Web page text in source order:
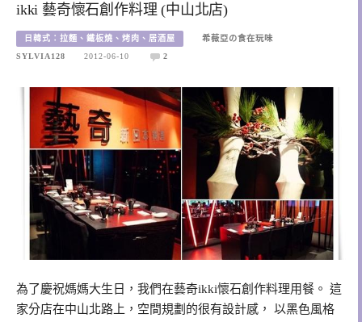
ikki 藝奇懷石創作料理 (中山北店)
日韓式：拉麵、鐵板燒、烤肉、居酒屋
希薇亞の食在玩味
SYLVIA128
2012-06-10 2
為了慶祝媽媽大生日，我們在藝奇ikki懷石創作料理用餐。 這
家分店在中山北路上，空間規劃的很有設計感， 以黑色風格